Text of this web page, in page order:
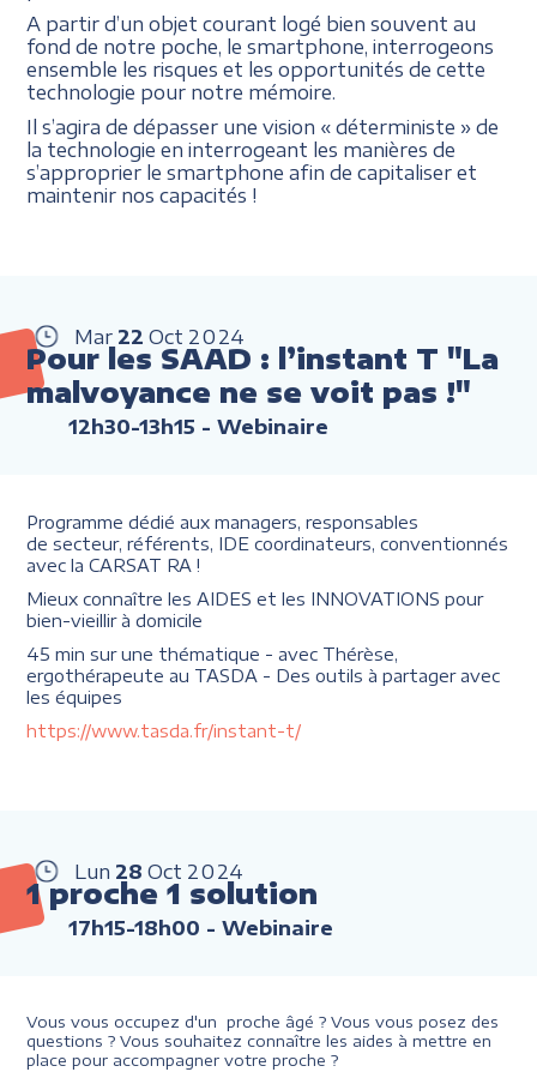
A partir d’un objet courant logé bien souvent au
fond de notre poche, le smartphone, interrogeons
ensemble les risques et les opportunités de cette
technologie pour notre mémoire.
Il s’agira de dépasser une vision « déterministe » de
la technologie en interrogeant les manières de
s’approprier le smartphone afin de capitaliser et
maintenir nos capacités !
Mar 22 Oct 2024
Pour les SAAD : l’instant T "La
malvoyance ne se voit pas !"
12h30-13h15 - Webinaire
Programme dédié aux managers, responsables
de secteur, référents, IDE coordinateurs, conventionnés
avec la CARSAT RA !
Mieux connaître les AIDES et les INNOVATIONS pour
bien-vieillir à domicile
45 min sur une thématique - avec Thérèse,
ergothérapeute au TASDA - Des outils à partager avec
les équipes
https://www.tasda.fr/instant-t/
Lun 28 Oct 2024
1 proche 1 solution
17h15-18h00 - Webinaire
Vous vous occupez d'un proche âgé ? Vous vous posez des
questions ? Vous souhaitez connaître les aides à mettre en
place pour accompagner votre proche ?